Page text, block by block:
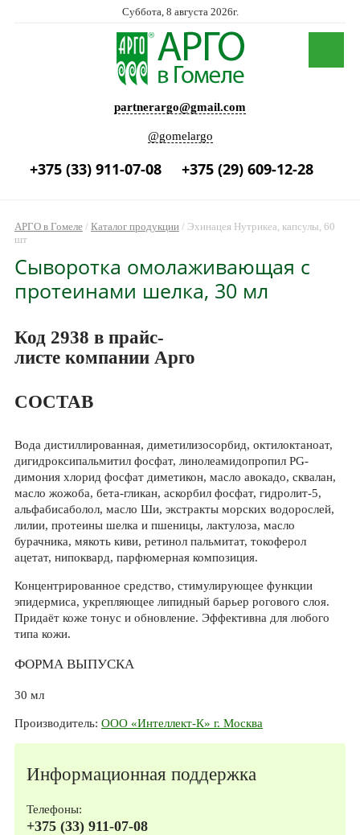
Суббота, 8 августа 2026г.
partnerargo@gmail.com
@gomelargo
+375 (33) 911-07-08 +375 (29) 609-12-28
АРГО в Гомеле/ Каталог продукции/ Эхинацея Нутрикеа, капсулы, 60
шт
Сыворотка омолаживающая с
протеинами шелка, 30 мл
Код 2938 в прайс-
листе компании Арго
СОСТАВ
Вода дистиллированная, диметилизосорбид, октилоктаноат,
дигидроксипальмитил фосфат, линолеамидопропил PG-
димония хлорид фосфат диметикон, масло авокадо, сквалан,
масло жожоба, бета-гликан, аскорбил фосфат, гидролит-5,
альфа­бисаболол, масло Ши, экстракты морских водорослей,
лилии, протеины шелка и пшеницы, лактулоза, масло
бурачника, мякоть киви, ретинол пальмитат, токоферол
ацетат, нипоквард, парфюмерная композиция.
Концентрированное средство, стимулирующее функции
эпидермиса, укрепляющее липидный барьер рогового слоя.
Придаёт коже тонус и обновление. Эффективна для любого
типа кожи.
ФОРМА ВЫПУСКА
30 мл
Производитель: ООО «Интеллект-К» г. Москва
Информационная поддержка
Телефоны:
+375 (33) 911-07-08